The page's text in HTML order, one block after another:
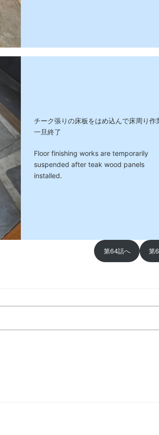
チーク張りの床板をはめ込んで床周り作
一旦終了
Floor finishing works are temporarily
suspended after teak wood panels
installed.
第64話へ 第